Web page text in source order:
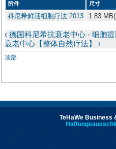
附件 尺寸
科尼希鲜活细胞疗法 2013 1.83
‹ 德国科尼希抗衰老中心 - 细胞
衰老中心【整体自然疗法】 ›
顶部
TeHaWe Business